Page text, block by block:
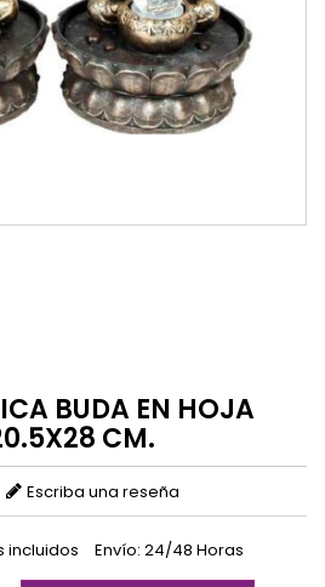
BUDA EN HOJA
CM.
Escriba una reseña
incluidos Envío: 24/48 Horas